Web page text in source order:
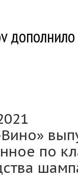
по